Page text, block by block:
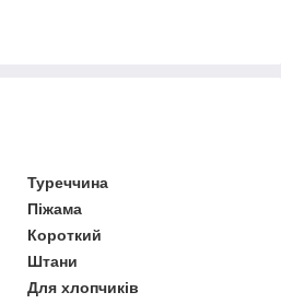
Туреччина
Піжама
Короткий
Штани
Для хлопчиків